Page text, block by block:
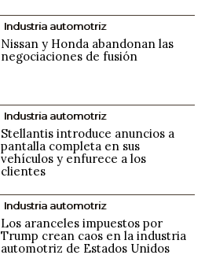
Industria automotriz
Nissan y Honda abandonan las
negociaciones de fusión
Industria automotriz
Stellantis introduce anuncios a
pantalla completa en sus
vehículos y enfurece a los
clientes
Industria automotriz
Los aranceles impuestos por
Trump crean caos en la industria
automotriz de Estados Unidos